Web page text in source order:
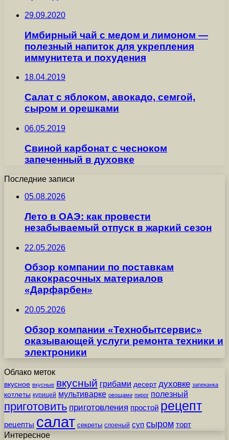
29.09.2020
Имбирный чай с медом и лимоном —
полезный напиток для укрепления
иммунитета и похудения
18.04.2019
Салат с яблоком, авокадо, семгой,
сыром и орешками
06.05.2019
Свиной карбонат с чесноком
запеченный в духовке
Последние записи
05.08.2026
Лето в ОАЭ: как провести
незабываемый отпуск в жаркий сезон
22.05.2026
Обзор компании по поставкам
лакокрасочных материалов
«Дарфарбен»
20.05.2026
Обзор компании «Технобытсервис»
оказывающей услуги ремонта техники и
электроники
Облако меток
вкусное вкусные вкусный грибами десерт духовке запеканка
котлеты курицей мультиварке овощами пирог полезный
приготовить приготовления простой рецепт
рецепты салат секреты слоеный суп сыром торт
Интересное